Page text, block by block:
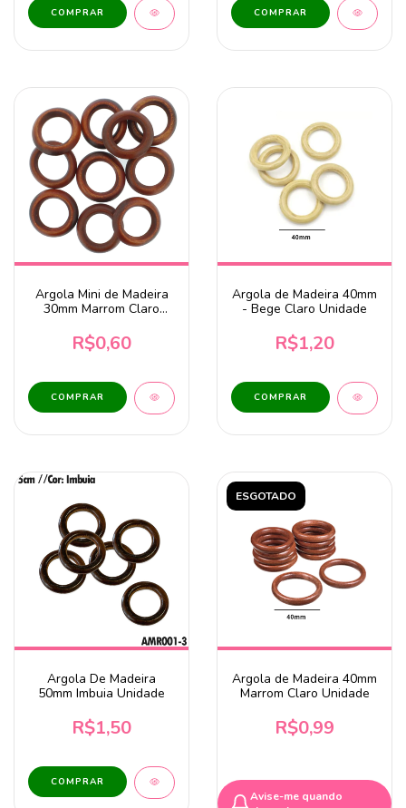
Argola Mini de Madeira
30mm Marrom Claro
R$0,60
Argola de Madeira 40mm
- Bege Claro Unidade
R$1,20
Argola De Madeira
50mm Imbuia Unidade
R$1,50
ESGOTADO
Argola de Madeira 40mm
Marrom Claro Unidade
R$0,99
Avise-me quando